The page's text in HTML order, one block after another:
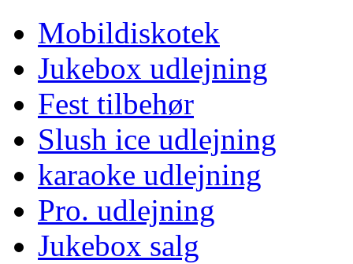
Mobildiskotek
Jukebox udlejning
Fest tilbehør
Slush ice udlejning
karaoke udlejning
Pro. udlejning
Jukebox salg